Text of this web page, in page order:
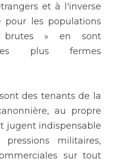
et à l'inverse
pour les populations
brutes » en sont
les plus fermes
des tenants de la
au propre
jugent indispensable
pressions militaires,
sur tout